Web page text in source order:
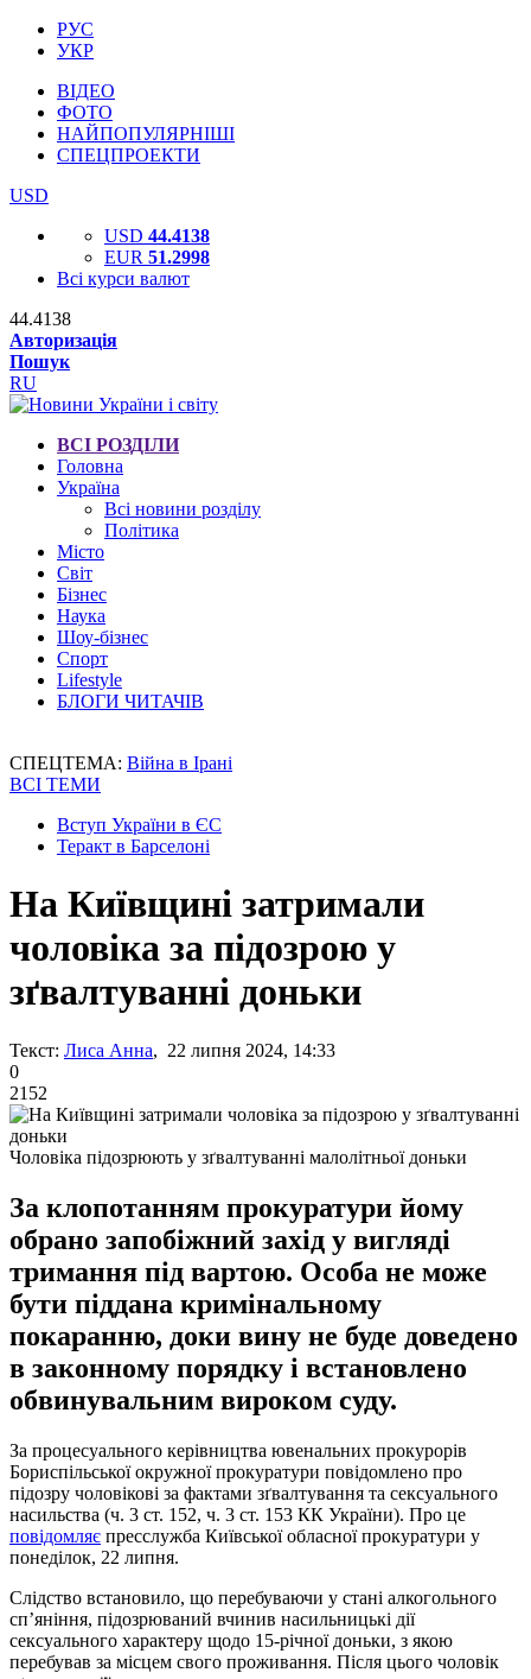
РУС
УКР
ВІДЕО
ФОТО
НАЙПОПУЛЯРНІШІ
СПЕЦПРОЕКТИ
USD
USD 44.4138
EUR 51.2998
Всі курси валют
44.4138
Авторизація
Пошук
RU
ВСІ РОЗДІЛИ
Головна
Україна
Всі новини розділу
Політика
Місто
Світ
Бізнес
Наука
Шоу-бізнес
Спорт
Lifestyle
БЛОГИ ЧИТАЧІВ
СПЕЦТЕМА: Війна в Ірані
ВСІ ТЕМИ
Вступ України в ЄС
Теракт в Барселоні
На Київщині затримали
чоловіка за підозрою у
зґвалтуванні доньки
Текст: Лиса Анна, 22 липня 2024, 14:33
0
2152
Чоловіка підозрюють у зґвалтуванні малолітньої доньки
За клопотанням прокуратури йому
обрано запобіжний захід у вигляді
тримання під вартою. Особа не може
бути піддана кримінальному
покаранню, доки вину не буде доведено
в законному порядку і встановлено
обвинувальним вироком суду.
За процесуального керівництва ювенальних прокурорів
Бориспільської окружної прокуратури повідомлено про
підозру чоловікові за фактами зґвалтування та сексуального
насильства (ч. 3 ст. 152, ч. 3 ст. 153 КК України). Про це
повідомляє пресслужба Київської обласної прокуратури у
понеділок, 22 липня.
Слідство встановило, що перебуваючи у стані алкогольного
сп’яніння, підозрюваний вчинив насильницькі дії
сексуального характеру щодо 15-річної доньки, з якою
перебував за місцем свого проживання. Після цього чоловік